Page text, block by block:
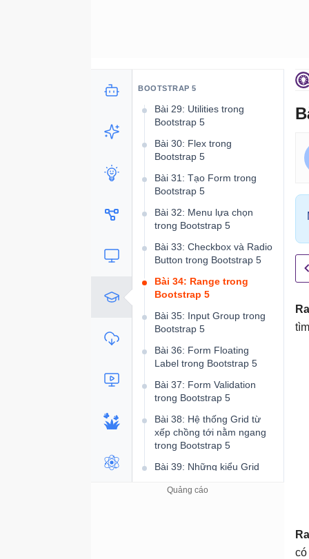
có
BOOTSTRAP 5
Bootstrap 5
Bài 29: Utilities trong
Bootstrap 5
Bài 30: Flex trong
Bootstrap 5
Bài 31: Tạo Form trong
Bootstrap 5
Bài 32: Menu lựa chọn
trong Bootstrap 5
Bài 33: Checkbox và Radio
Button trong Bootstrap 5
Bài 34: Range trong
Bootstrap 5
Bài 35: Input Group trong
Bootstrap 5
Bài 36: Form Floating
Label trong Bootstrap 5
Bài 37: Form Validation
trong Bootstrap 5
Bài 38: Hệ thống Grid từ
xếp chồng tới nằm ngang
trong Bootstrap 5
Bài 39: Những kiểu Grid